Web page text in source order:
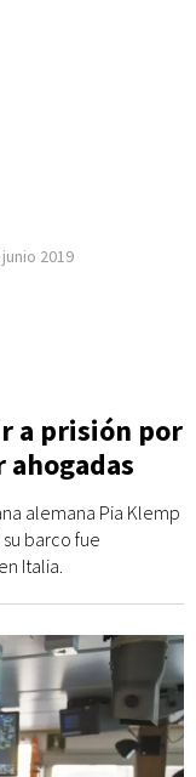
junio 2019
a prisión por
alemana Pia Klemp
barco fue
Italia.